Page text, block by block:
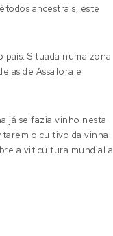
ancestrais, este
Situada numa zona
de Assafora e
já se fazia vinho nesta
o cultivo da vinha.
a viticultura mundial a